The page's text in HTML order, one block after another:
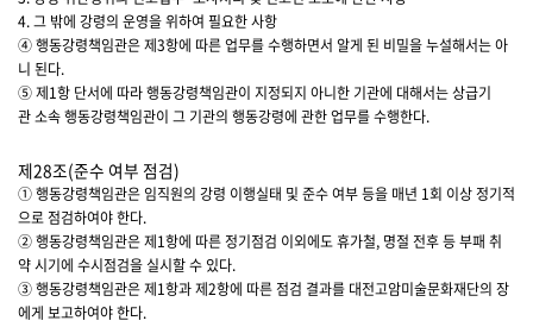
4. 그 밖에 강령의 운영을 위하여 필요한 사항
④ 행동강령책임관은 제3항에 따른 업무를 수행하면서 알게 된 비밀을 누설해서는 아
니 된다.
⑤ 제1항 단서에 따라 행동강령책임관이 지정되지 아니한 기관에 대해서는 상급기
관 소속 행동강령책임관이 그 기관의 행동강령에 관한 업무를 수행한다.
제28조(준수 여부 점검)
① 행동강령책임관은 임직원의 강령 이행실태 및 준수 여부 등을 매년 1회 이상 정기적
으로 점검하여야 한다.
② 행동강령책임관은 제1항에 따른 정기점검 이외에도 휴가철, 명절 전후 등 부패 취
약 시기에 수시점검을 실시할 수 있다.
③ 행동강령책임관은 제1항과 제2항에 따른 점검 결과를 대전고암미술문화재단의 장
에게 보고하여야 한다.